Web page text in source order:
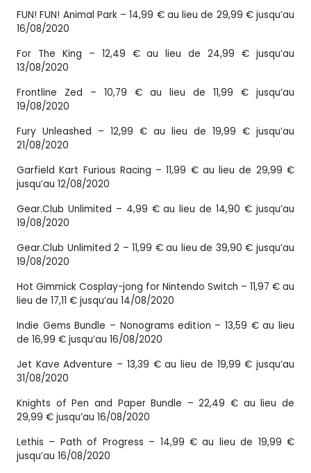
FUN! FUN! Animal Park – 14,99 € au lieu de 29,99 € jusqu’au
16/08/2020
For The King – 12,49 € au lieu de 24,99 € jusqu’au
13/08/2020
Frontline Zed – 10,79 € au lieu de 11,99 € jusqu’au
19/08/2020
Fury Unleashed – 12,99 € au lieu de 19,99 € jusqu’au
21/08/2020
Garfield Kart Furious Racing – 11,99 € au lieu de 29,99 €
jusqu’au 12/08/2020
Gear.Club Unlimited – 4,99 € au lieu de 14,90 € jusqu’au
19/08/2020
Gear.Club Unlimited 2 – 11,99 € au lieu de 39,90 € jusqu’au
19/08/2020
Hot Gimmick Cosplay-jong for Nintendo Switch – 11,97 € au
lieu de 17,11 € jusqu’au 14/08/2020
Indie Gems Bundle – Nonograms edition – 13,59 € au lieu
de 16,99 € jusqu’au 16/08/2020
Jet Kave Adventure – 13,39 € au lieu de 19,99 € jusqu’au
31/08/2020
Knights of Pen and Paper Bundle – 22,49 € au lieu de
29,99 € jusqu’au 16/08/2020
Lethis – Path of Progress – 14,99 € au lieu de 19,99 €
jusqu’au 16/08/2020